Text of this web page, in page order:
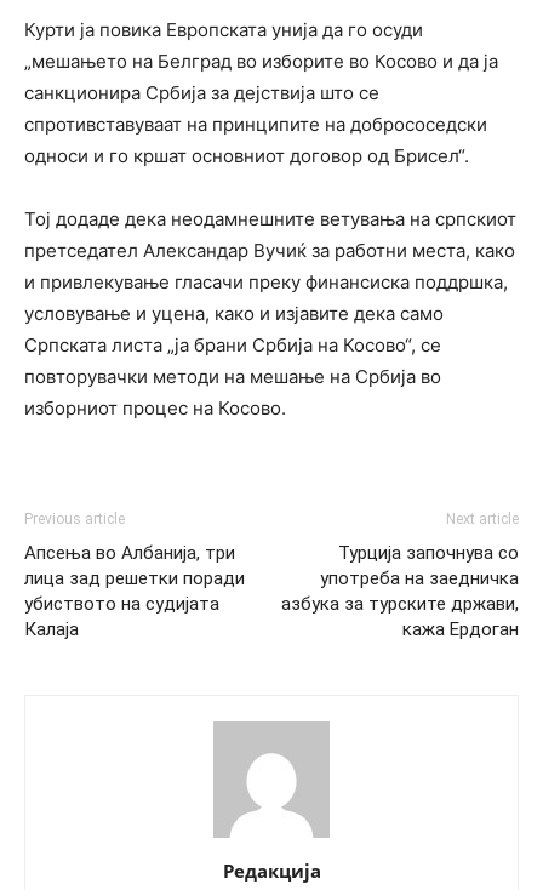
Курти ја повика Европската унија да го осуди
„мешањето на Белград во изборите во Косово и да ја
санкционира Србија за дејствија што се
спротивставуваат на принципите на добрососедски
односи и го кршат основниот договор од Брисел“.
Тој додаде дека неодамнешните ветувања на српскиот
претседател Александар Вучиќ за работни места, како
и привлекување гласачи преку финансиска поддршка,
условување и уцена, како и изјавите дека само
Српската листа „ја брани Србија на Косово“, се
повторувачки методи на мешање на Србија во
изборниот процес на Косово.
Previous article
Апсења во Албанија, три
лица зад решетки поради
убиството на судијата
Калаја
Next article
Турција започнува со
употреба на заедничка
азбука за турските држави,
кажа Ердоган
Редакција